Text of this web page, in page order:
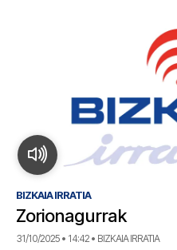
BIZKAIA IRRATIA
Zorionagurrak
31/10/2025 • 14:42 • BIZKAIA IRRATIA